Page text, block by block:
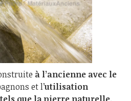
à l’ancienne avec le
et l’utilisation